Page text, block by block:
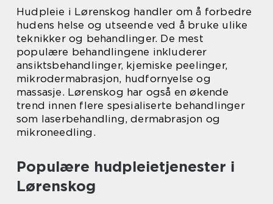
Hudpleie i Lørenskog handler om å forbedre
hudens helse og utseende ved å bruke ulike
teknikker og behandlinger. De mest
populære behandlingene inkluderer
ansiktsbehandlinger, kjemiske peelinger,
mikrodermabrasjon, hudfornyelse og
massasje. Lørenskog har også en økende
trend innen flere spesialiserte behandlinger
som laserbehandling, dermabrasjon og
mikroneedling.
Populære hudpleietjenester i
Lørenskog